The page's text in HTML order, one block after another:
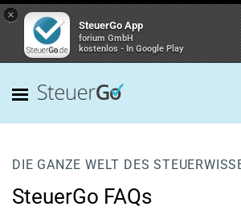
×
SteuerGo App
forium GmbH
kostenlos - In Google Play
DIE GANZE WELT DES
SteuerGo FAQs